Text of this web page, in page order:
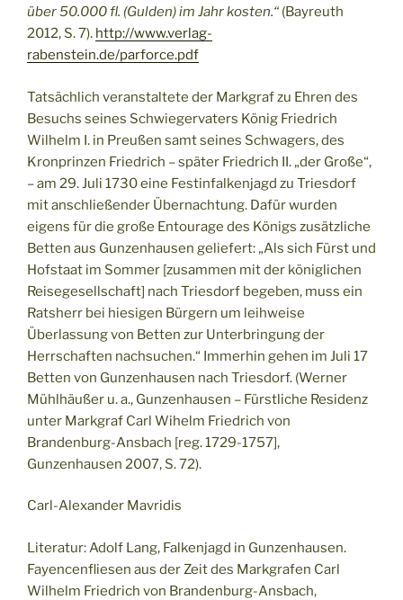
über 50.000 fl. (Gulden) im Jahr kosten.“ (Bayreuth
2012, S. 7). http://www.verlag-
rabenstein.de/parforce.pdf
Tatsächlich veranstaltete der Markgraf zu Ehren des
Besuchs seines Schwiegervaters König Friedrich
Wilhelm I. in Preußen samt seines Schwagers, des
Kronprinzen Friedrich – später Friedrich II. „der Große“,
– am 29. Juli 1730 eine Festinfalkenjagd zu Triesdorf
mit anschließender Übernachtung. Dafür wurden
eigens für die große Entourage des Königs zusätzliche
Betten aus Gunzenhausen geliefert: „Als sich Fürst und
Hofstaat im Sommer [zusammen mit der königlichen
Reisegesellschaft] nach Triesdorf begeben, muss ein
Ratsherr bei hiesigen Bürgern um leihweise
Überlassung von Betten zur Unterbringung der
Herrschaften nachsuchen.“ Immerhin gehen im Juli 17
Betten von Gunzenhausen nach Triesdorf. (Werner
Mühlhäußer u. a., Gunzenhausen – Fürstliche Residenz
unter Markgraf Carl Wihelm Friedrich von
Brandenburg-Ansbach [reg. 1729-1757],
Gunzenhausen 2007, S. 72).
Carl-Alexander Mavridis
Literatur: Adolf Lang, Falkenjagd in Gunzenhausen.
Fayencenfliesen aus der Zeit des Markgrafen Carl
Wilhelm Friedrich von Brandenburg-Ansbach,